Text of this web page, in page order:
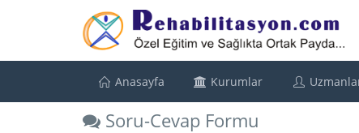
Anasayfa Kurumlar
Soru-Cevap Formu